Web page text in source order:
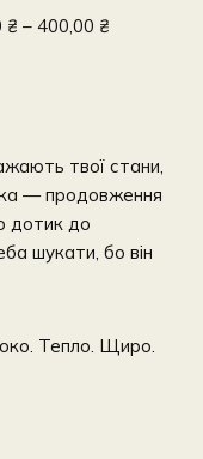
₴ – 400,00 ₴
твої стани,
— продовження
дотик до
шукати, бо він
Тепло. Щиро.